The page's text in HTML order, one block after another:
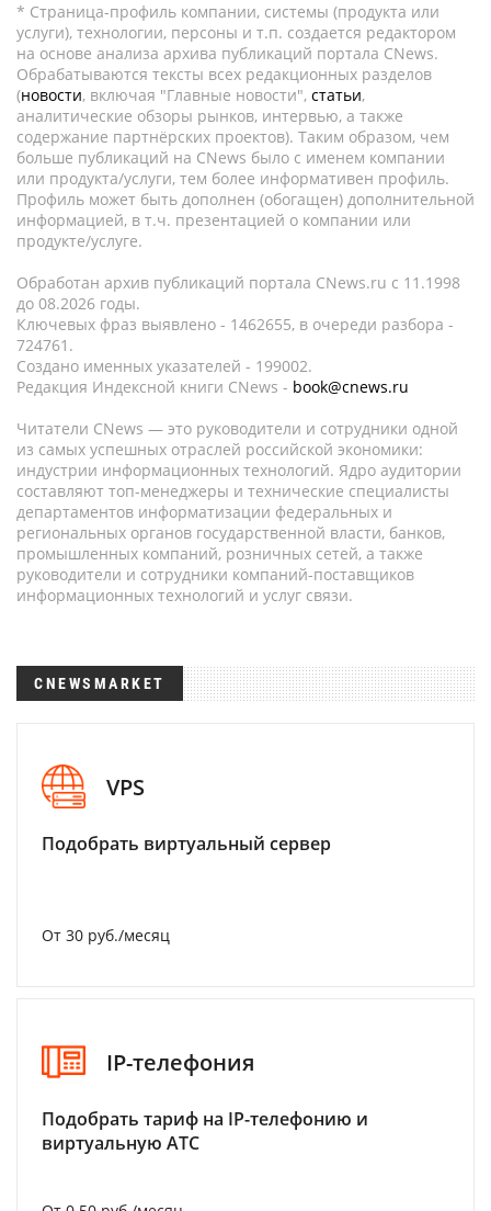
* Страница-профиль компании, системы (продукта или
услуги), технологии, персоны и т.п. создается редактором
на основе анализа архива публикаций портала CNews.
Обрабатываются тексты всех редакционных разделов
(новости, включая "Главные новости", статьи,
аналитические обзоры рынков, интервью, а также
содержание партнёрских проектов). Таким образом, чем
больше публикаций на CNews было с именем компании
или продукта/услуги, тем более информативен профиль.
Профиль может быть дополнен (обогащен) дополнительной
информацией, в т.ч. презентацией о компании или
продукте/услуге.
Обработан архив публикаций портала CNews.ru c 11.1998
до 08.2026 годы.
Ключевых фраз выявлено - 1462655, в очереди разбора -
724761.
Создано именных указателей - 199002.
Редакция Индексной книги CNews - book@cnews.ru
Читатели CNews — это руководители и сотрудники одной
из самых успешных отраслей российской экономики:
индустрии информационных технологий. Ядро аудитории
составляют топ-менеджеры и технические специалисты
департаментов информатизации федеральных и
региональных органов государственной власти, банков,
промышленных компаний, розничных сетей, а также
руководители и сотрудники компаний-поставщиков
информационных технологий и услуг связи.
CNEWSMARKET
VPS
Подобрать виртуальный сервер
От 30 руб./месяц
IP-телефония
Подобрать тариф на IP-телефонию и
виртуальную АТС